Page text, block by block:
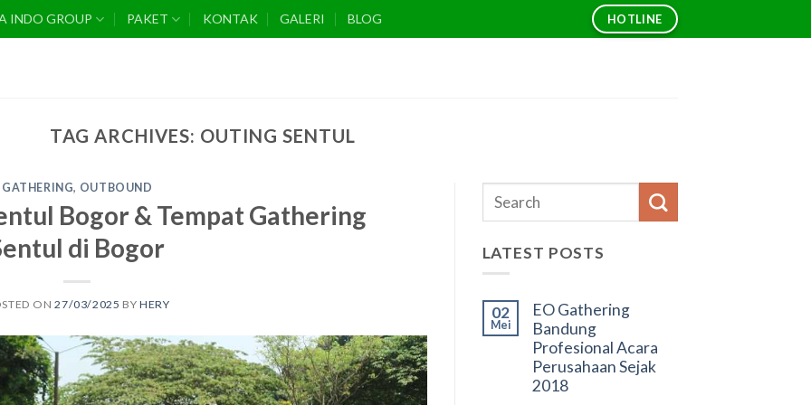
INDO GROUP PAKET KONTAK GALERI BLOG HOTLINE
TAG ARCHIVES: OUTING SENTUL
GATHERING, OUTBOUND
Bogor & Tempat Gathering
di Bogor
ON27/03/2025 BY HERY
LATEST POSTS
02
Mei
EO Gathering
Bandung
Profesional Acara
Perusahaan Sejak
2018